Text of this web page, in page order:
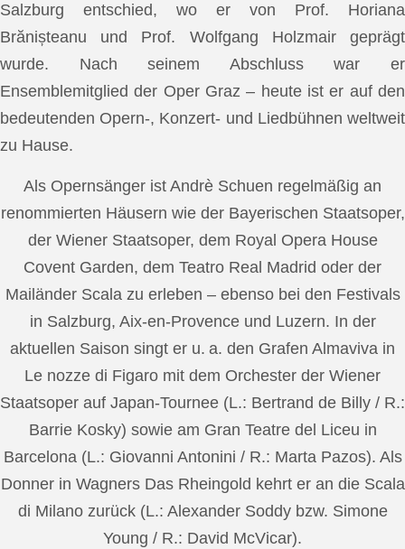
Salzburg entschied, wo er von Prof. Horiana
Brănișteanu und Prof. Wolfgang Holzmair geprägt
wurde. Nach seinem Abschluss war er
Ensemblemitglied der Oper Graz – heute ist er auf den
bedeutenden Opern-, Konzert- und Liedbühnen weltweit
zu Hause.
Als Opernsänger ist Andrè Schuen regelmäßig an
renommierten Häusern wie der Bayerischen Staatsoper,
der Wiener Staatsoper, dem Royal Opera House
Covent Garden, dem Teatro Real Madrid oder der
Mailänder Scala zu erleben – ebenso bei den Festivals
in Salzburg, Aix-en-Provence und Luzern. In der
aktuellen Saison singt er u. a. den Grafen Almaviva in
Le nozze di Figaro mit dem Orchester der Wiener
Staatsoper auf Japan-Tournee (L.: Bertrand de Billy / R.:
Barrie Kosky) sowie am Gran Teatre del Liceu in
Barcelona (L.: Giovanni Antonini / R.: Marta Pazos). Als
Donner in Wagners Das Rheingold kehrt er an die Scala
di Milano zurück (L.: Alexander Soddy bzw. Simone
Young / R.: David McVicar).